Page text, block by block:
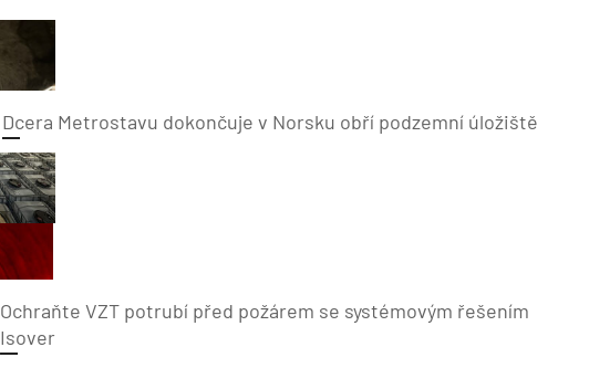
Dcera Metrostavu dokončuje v Norsku obří podzemní úložiště
Ochraňte VZT potrubí před požárem se systémovým řešením
Isover